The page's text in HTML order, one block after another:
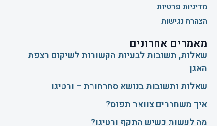
מדיניות פרטיות
הצהרת נגישות
מאמרים אחרונים
שאלות, תשובות לבעיות הקשורות לשיקום רצפת
האגן
שאלות ותשובות בנושא סחרחורת – ורטיגו
איך משחררים צוואר תפוס?
​מה לעשות כשיש התקף ורטיגו?